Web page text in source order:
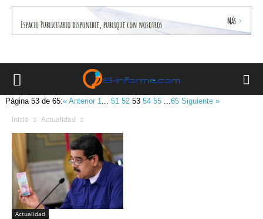
Página 53 de 65:« Anterior 1... 51 52 5354 55 ...65Siguiente »
Inicio Actualidad
Actualidad